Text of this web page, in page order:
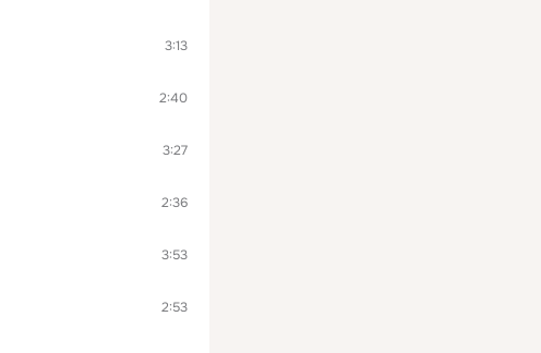
3:13
2:40
3:27
2:36
3:53
2:53